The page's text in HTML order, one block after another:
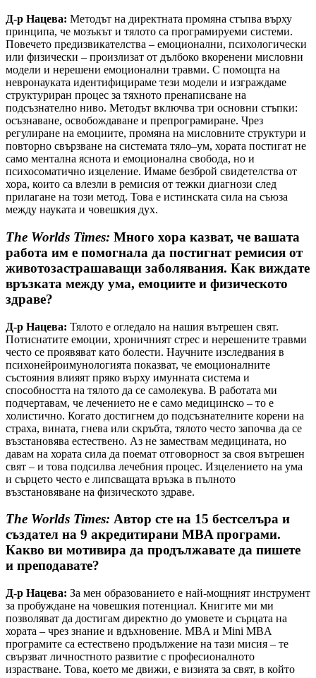
Д-р Нацева: Методът на директната промяна стъпва върху
принципа, че мозъкът и тялото са програмируеми системи.
Повечето предизвикателства – емоционални, психологически
или физически – произлизат от дълбоко вкоренени мисловни
модели и нерешени емоционални травми. С помощта на
невронауката идентифицираме тези модели и изграждаме
структуриран процес за тяхното пренаписване на
подсъзнателно ниво. Методът включва три основни стъпки:
осъзнаване, освобождаване и препрограмиране. Чрез
регулиране на емоциите, промяна на мисловните структури и
повторно свързване на системата тяло–ум, хората постигат не
само ментална яснота и емоционална свобода, но и
психосоматично изцеление. Имаме безброй свидетелства от
хора, които са влезли в ремисия от тежки диагнози след
прилагане на този метод. Това е истинската сила на съюза
между науката и човешкия дух.
The Worlds Times: Много хора казват, че вашата
работа им е помогнала да постигнат ремисия от
животозастрашаващи заболявания. Как виждате
връзката между ума, емоциите и физическото
здраве?
Д-р Нацева: Тялото е огледало на нашия вътрешен свят.
Потиснатите емоции, хроничният стрес и нерешените травми
често се проявяват като болести. Научните изследвания в
психонейроимунологията показват, че емоционалните
състояния влияят пряко върху имунната система и
способността на тялото да се самолекува. В работата ми
подчертавам, че лечението не е само медицинско – то е
холистично. Когато достигнем до подсъзнателните корени на
страха, вината, гнева или скръбта, тялото често започва да се
възстановява естествено. Аз не замествам медицината, но
давам на хората сила да поемат отговорност за своя вътрешен
свят – и това подсилва лечебния процес. Изцелението на ума
и сърцето често е липсващата връзка в пълното
възстановяване на физическото здраве.
The Worlds Times: Автор сте на 15 бестселъра и
създател на 9 акредитирани MBA програми.
Какво ви мотивира да продължавате да пишете
и преподавате?
Д-р Нацева: За мен образованието е най-мощният инструмент
за пробуждане на човешкия потенциал. Книгите ми ми
позволяват да достигам директно до умовете и сърцата на
хората – чрез знание и вдъхновение. MBA и Mini MBA
програмите са естествено продължение на тази мисия – те
свързват личностното развитие с професионалното
израстване. Това, което ме движи, е визията за свят, в който